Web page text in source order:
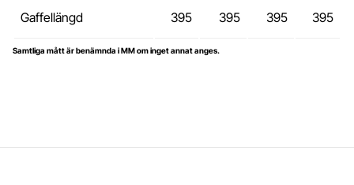
Gaffellängd 395 395 395 395
Samtliga mått är benämnda i MM om inget annat anges.